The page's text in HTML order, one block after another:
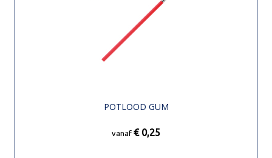
POTLOOD GUM
vanaf € 0,25